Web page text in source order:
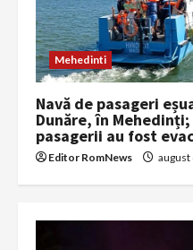
g
a
t
i
o
Mehedinti
Navă de pasageri
Dunăre, în
pasagerii au fost
Editor RomNews august